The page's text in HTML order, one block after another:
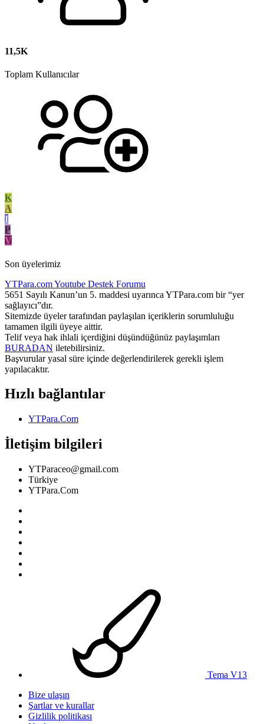
11,5K
Toplam Kullanıcılar
K
A
I
P
V
Son üyelerimiz
YTPara.comYoutube Destek Forumu
5651 Sayılı Kanun’un 5. maddesi uyarınca YTPara.com bir “yer
sağlayıcı”dır.
Sitemizde üyeler tarafından paylaşılan içeriklerin sorumluluğu
tamamen ilgili üyeye aittir.
Telif veya hak ihlali içerdiğini düşündüğünüz paylaşımları
BURADAN iletebilirsiniz.
Başvurular yasal süre içinde değerlendirilerek gerekli işlem
yapılacaktır.
Hızlı bağlantılar
YTPara.Com
İletişim bilgileri
YTParaceo@gmail.com
Türkiye
YTPara.Com
Tema V13
Bize ulaşın
Şartlar ve kurallar
Gizlilik politikası